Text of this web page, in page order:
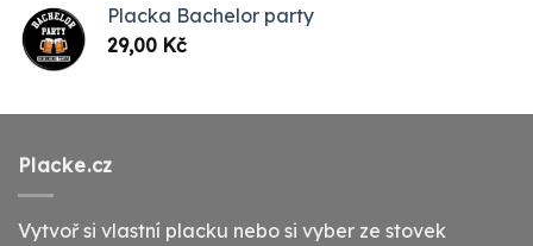
Placka Bachelor party
29,00 Kč
Placke.cz
Vytvoř si vlastní placku nebo si vyber ze stovek